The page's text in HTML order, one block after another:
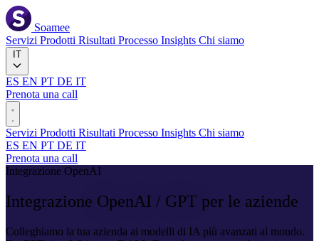
Soamee
Servizi Prodotti Risultati Processo Insights Chi siamo
ES EN PT DE IT
Prenota una call
Servizi Prodotti Risultati Processo Insights Chi siamo
ES EN PT DE IT
Prenota una call
Integrazione OpenAI
Integrazione OpenAI / GPT per le aziende
Colleghiamo la tua azienda ai modelli di IA più avanzati al mondo.